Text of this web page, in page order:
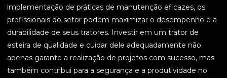
implementação de práticas de manutenção eficazes, os
profissionais do setor podem maximizar o desempenho e a
durabilidade de seus tratores. Investir em um trator de
esteira de qualidade e cuidar dele adequadamente não
apenas garante a realização de projetos com sucesso, mas
também contribui para a segurança e a produtividade no